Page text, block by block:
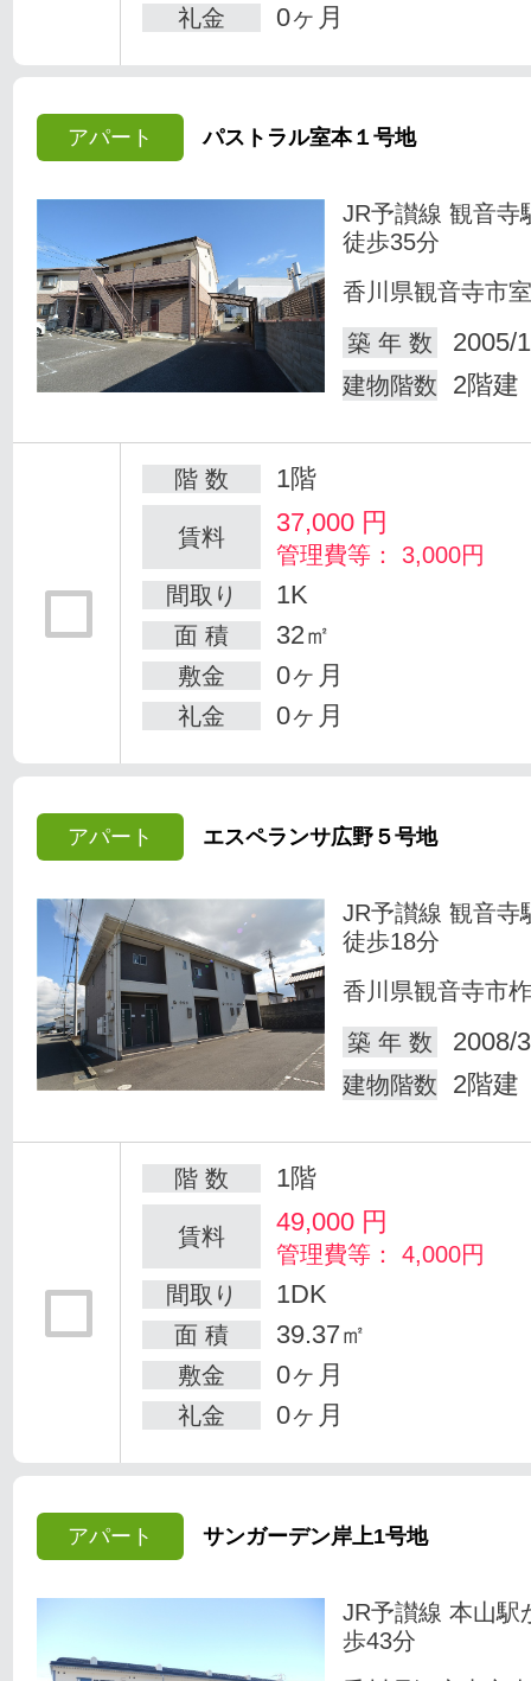
礼金 0ヶ月
アパート パストラル室本１号地
JR予讃線 観音寺
徒歩35分
香川県観音寺市
築 年 数
2005/
建物階数 2階建
階 数 1階
賃料 37,000 円
管理費等： 3,000円
間取り
1K
面 積 32㎡
敷金 0ヶ月
礼金 0ヶ月
アパート エスペランサ広野５号地
JR予讃線 観音寺
徒歩18分
香川県観音寺市
築 年 数
2008/
建物階数 2階建
階 数 1階
賃料 49,000 円
管理費等： 4,000円
間取り
1DK
面 積 39.37㎡
敷金 0ヶ月
礼金 0ヶ月
アパート サンガーデン岸上1号地
JR予讃線 本山駅
歩43分